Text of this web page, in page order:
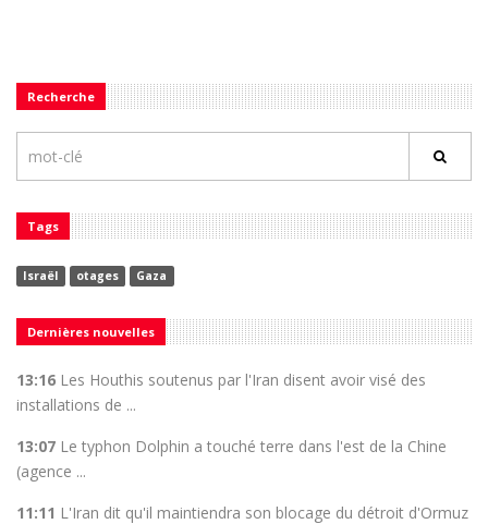
Recherche
Tags
Israël otages Gaza
Dernières nouvelles
13:16 Les Houthis soutenus par l'Iran disent avoir visé des
installations de ...
13:07 Le typhon Dolphin a touché terre dans l'est de la Chine
(agence ...
11:11 L'Iran dit qu'il maintiendra son blocage du détroit d'Ormuz